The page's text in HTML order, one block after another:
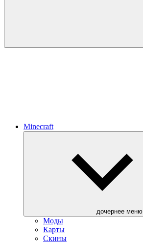
Minecraft
дочернее меню
Моды
Карты
Скины